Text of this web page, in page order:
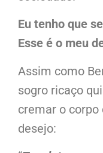
Eu tenho que
Esse é o meu
Assim como
sogro ricaço
cremar o
desejo: